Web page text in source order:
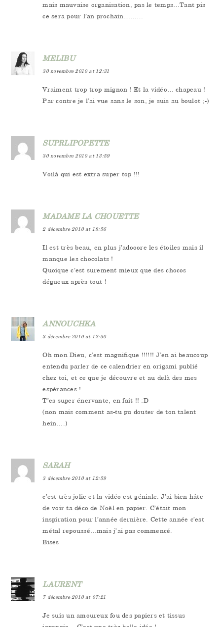
mais mauvaise organisation, pas le temps…Tant pis
ce sera pour l’an prochain………
MELIBU
30 novembre 2010 at 12:31
Vraiment trop trop mignon ! Et la vidéo… chapeau !
Par contre je l’ai vue sans le son, je suis au boulot ;-)
SUPRLIPOPETTE
30 novembre 2010 at 13:59
Voilà qui est extra super top !!!
MADAME LA CHOUETTE
2 décembre 2010 at 18:56
Il est très beau, en plus j’adooore les étoiles mais il
manque les chocolats !
Quoique c’est surement mieux que des chocos
dégueux après tout !
ANNOUCHKA
3 décembre 2010 at 12:50
Oh mon Dieu, c’est magnifique !!!!!! J’en ai beaucoup
entendu parler de ce calendrier en origami publié
chez toi, et ce que je découvre et au delà des mes
espérances !
T’es super énervante, en fait !! :D
(non mais comment as-tu pu douter de ton talent
hein….)
SARAH
3 décembre 2010 at 12:59
c’est très jolie et la vidéo est géniale. J’ai bien hâte
de voir ta déco de Noël en papier. C’était mon
inspiration pour l’année dernière. Cette année c’est
métal repoussé…mais j’ai pas commencé.
Bises
LAURENT
7 décembre 2010 at 07:21
Je suis un amoureux fou des papiers et tissus